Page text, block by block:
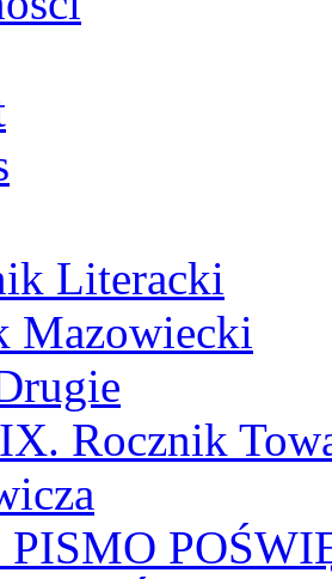
Literacki
Mazowiecki
Rocznik
PISMO